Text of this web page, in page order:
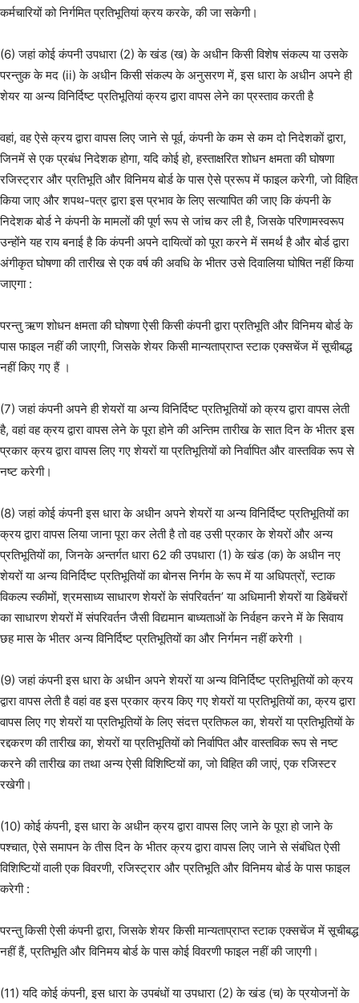
कर्मचारियों को निर्गमित प्रतिभूतियां क्रय करके, की जा सकेगी।
(6) जहां कोई कंपनी उपधारा (2) के खंड (ख) के अधीन किसी विशेष संकल्प या उसके
परन्तुक के मद (ii) के अधीन किसी संकल्प के अनुसरण में, इस धारा के अधीन अपने ही
शेयर या अन्य विनिर्दिष्ट प्रतिभूतियां क्रय द्वारा वापस लेने का प्रस्ताव करती है
वहां, वह ऐसे क्रय द्वारा वापस लिए जाने से पूर्व, कंपनी के कम से कम दो निदेशकों द्वारा,
जिनमें से एक प्रबंध निदेशक होगा, यदि कोई हो, हस्ताक्षरित शोधन क्षमता की घोषणा
रजिस्ट्रार और प्रतिभूति और विनिमय बोर्ड के पास ऐसे प्ररूप में फाइल करेगी, जो विहित
किया जाए और शपथ-पत्र द्वारा इस प्रभाव के लिए सत्यापित की जाए कि कंपनी के
निदेशक बोर्ड ने कंपनी के मामलों की पूर्ण रूप से जांच कर ली है, जिसके परिणामस्वरूप
उन्होंने यह राय बनाई है कि कंपनी अपने दायित्वों को पूरा करने में समर्थ है और बोर्ड द्वारा
अंगीकृत घोषणा की तारीख से एक वर्ष की अवधि के भीतर उसे दिवालिया घोषित नहीं किया
जाएगा :
परन्तु ऋण शोधन क्षमता की घोषणा ऐसी किसी कंपनी द्वारा प्रतिभूति और विनिमय बोर्ड के
पास फाइल नहीं की जाएगी, जिसके शेयर किसी मान्यताप्राप्त स्टाक एक्सचेंज में सूचीबद्ध
नहीं किए गए हैं ।
(7) जहां कंपनी अपने ही शेयरों या अन्य विनिर्दिष्ट प्रतिभूतियों को क्रय द्वारा वापस लेती
है, वहां वह क्रय द्वारा वापस लेने के पूरा होने की अन्तिम तारीख के सात दिन के भीतर इस
प्रकार क्रय द्वारा वापस लिए गए शेयरों या प्रतिभूतियों को निर्वापित और वास्तविक रूप से
नष्ट करेगी।
(8) जहां कोई कंपनी इस धारा के अधीन अपने शेयरों या अन्य विनिर्दिष्ट प्रतिभूतियों का
क्रय द्वारा वापस लिया जाना पूरा कर लेती है तो वह उसी प्रकार के शेयरों और अन्य
प्रतिभूतियों का, जिनके अन्तर्गत धारा 62 की उपधारा (1) के खंड (क) के अधीन नए
शेयरों या अन्य विनिर्दिष्ट प्रतिभूतियों का बोनस निर्गम के रूप में या अधिपत्रों, स्टाक
विकल्प स्कीमों, श्रमसाध्य साधारण शेयरों के संपरिवर्तन’ या अधिमानी शेयरों या डिबेंचरों
का साधारण शेयरों में संपरिवर्तन जैसी विद्यमान बाध्यताओं के निर्वहन करने में के सिवाय
छह मास के भीतर अन्य विनिर्दिष्ट प्रतिभूतियों का और निर्गमन नहीं करेगी ।
(9) जहां कंपनी इस धारा के अधीन अपने शेयरों या अन्य विनिर्दिष्ट प्रतिभूतियों को क्रय
द्वारा वापस लेती है वहां वह इस प्रकार क्रय किए गए शेयरों या प्रतिभूतियों का, क्रय द्वारा
वापस लिए गए शेयरों या प्रतिभूतियों के लिए संदत्त प्रतिफल का, शेयरों या प्रतिभूतियों के
रद्दकरण की तारीख का, शेयरों या प्रतिभूतियों को निर्वापित और वास्तविक रूप से नष्ट
करने की तारीख का तथा अन्य ऐसी विशिष्टियों का, जो विहित की जाएं, एक रजिस्टर
रखेगी।
(10) कोई कंपनी, इस धारा के अधीन क्रय द्वारा वापस लिए जाने के पूरा हो जाने के
पश्चात, ऐसे समापन के तीस दिन के भीतर क्रय द्वारा वापस लिए जाने से संबंधित ऐसी
विशिष्टियों वाली एक विवरणी, रजिस्ट्रार और प्रतिभूति और विनिमय बोर्ड के पास फाइल
करेगी :
परन्तु किसी ऐसी कंपनी द्वारा, जिसके शेयर किसी मान्यताप्राप्त स्टाक एक्सचेंज में सूचीबद्ध
नहीं हैं, प्रतिभूति और विनिमय बोर्ड के पास कोई विवरणी फाइल नहीं की जाएगी।
(11) यदि कोई कंपनी, इस धारा के उपबंधों या उपधारा (2) के खंड (च) के प्रयोजनों के